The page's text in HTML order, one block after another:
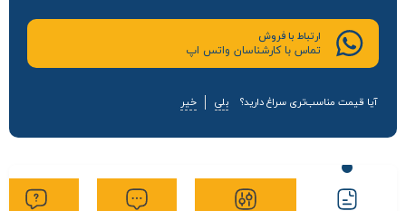
ارتباط با فروش
تماس با کارشناسان واتس اپ
آیا قیمت مناسب‌تری سراغ دارید؟ بلی خیر